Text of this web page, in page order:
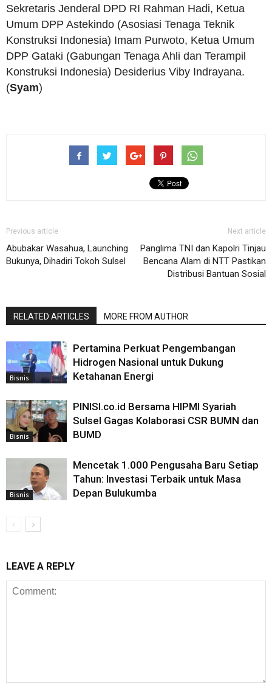
Sekretaris Jenderal DPD RI Rahman Hadi, Ketua
Umum DPP Astekindo (Asosiasi Tenaga Teknik
Konstruksi Indonesia) Imam Purwoto, Ketua Umum
DPP Gataki (Gabungan Tenaga Ahli dan Terampil
Konstruksi Indonesia) Desiderius Viby Indrayana.
(Syam)
Previous article
Abubakar Wasahua, Launching
Bukunya, Dihadiri Tokoh Sulsel
Next article
Panglima TNI dan Kapolri Tinjau
Bencana Alam di NTT Pastikan
Distribusi Bantuan Sosial
RELATED ARTICLES MORE FROM AUTHOR
Bisnis
Pertamina Perkuat Pengembangan
Hidrogen Nasional untuk Dukung
Ketahanan Energi
Bisnis
PINISI.co.id Bersama HIPMI Syariah
Sulsel Gagas Kolaborasi CSR BUMN dan
BUMD
Bisnis
Mencetak 1.000 Pengusaha Baru Setiap
Tahun: Investasi Terbaik untuk Masa
Depan Bulukumba
LEAVE A REPLY